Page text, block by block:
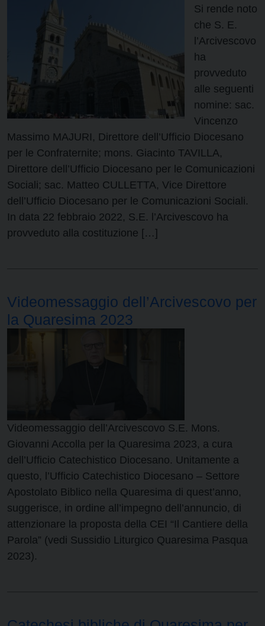
Si rende noto
che S. E.
l’Arcivescovo
ha
provveduto
alle seguenti
nomine: sac.
Vincenzo
Massimo MAJURI, Direttore dell’Ufficio Diocesano
per le Confraternite; mons. Giacinto TAVILLA,
Direttore dell’Ufficio Diocesano per le Comunicazioni
Sociali; sac. Matteo CULLETTA, Vice Direttore
dell’Ufficio Diocesano per le Comunicazioni Sociali.
In data 22 febbraio 2022, S.E. l’Arcivescovo ha
provveduto alla costituzione […]
Videomessaggio dell’Arcivescovo per
la Quaresima 2023
Videomessaggio dell’Arcivescovo S.E. Mons.
Giovanni Accolla per la Quaresima 2023, a cura
dell’Ufficio Catechistico Diocesano. Unitamente a
questo, l’Ufficio Catechistico Diocesano – Settore
Apostolato Biblico nella Quaresima di quest’anno,
suggerisce, in ordine all’impegno dell’annuncio, di
attenzionare la proposta della CEI “Il Cantiere della
Parola” (vedi Sussidio Liturgico Quaresima Pasqua
2023).